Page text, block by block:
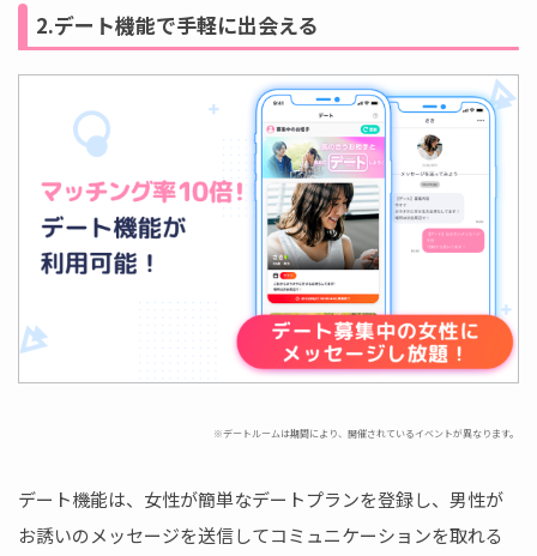
2.デート機能で手軽に出会える
※デートルームは期間により、開催されているイベントが異なります。
デート機能は、女性が簡単なデートプランを登録し、男性が
お誘いのメッセージを送信してコミュニケーションを取れる